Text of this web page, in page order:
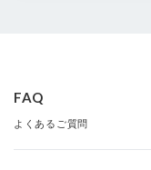
FAQ
よくあるご質問